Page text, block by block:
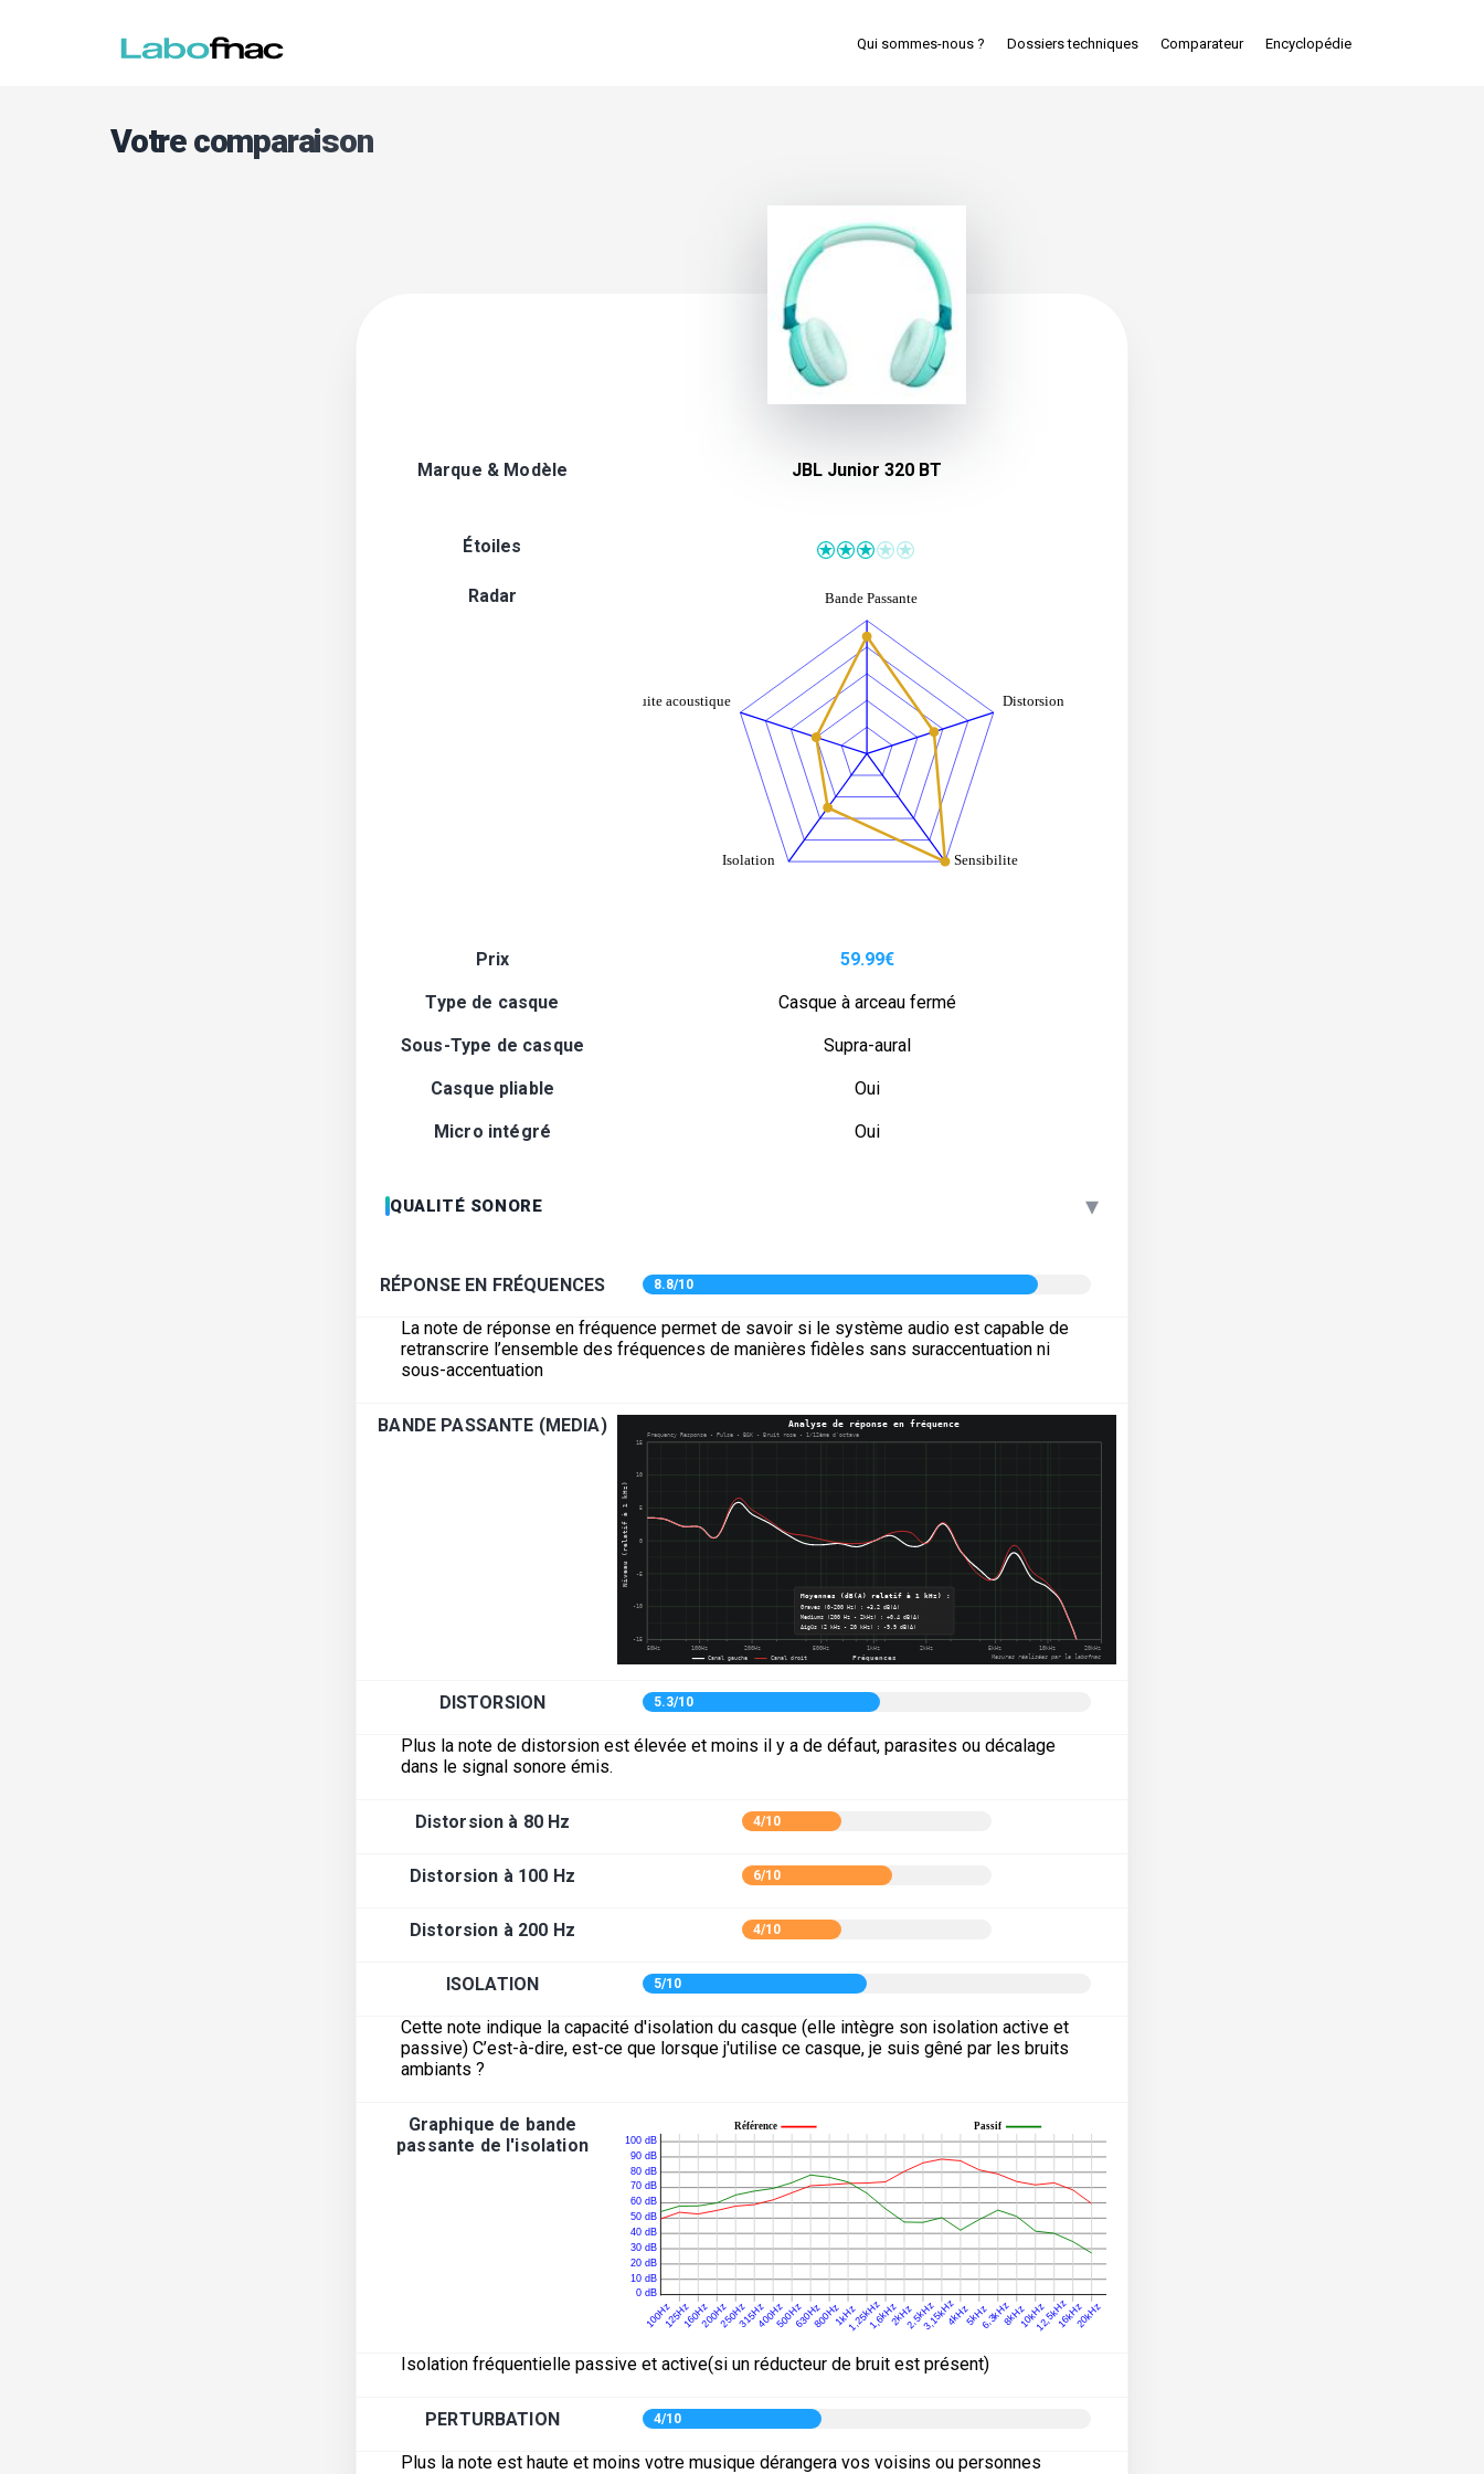
Qui sommes-nous ? Dossiers techniques Comparateur Encyclopédie
Votre comparaison
Marque & Modèle JBL Junior 320 BT
Étoiles
Radar
Prix 59.99€
Type de casque Casque à arceau fermé
Sous-Type de casque Supra-aural
Casque pliable Oui
Micro intégré Oui
QUALITÉ SONORE ▾
RÉPONSE EN FRÉQUENCES 8.8/10
La note de réponse en fréquence permet de savoir si le système audio est capable de
retranscrire l’ensemble des fréquences de manières fidèles sans suraccentuation ni
sous-accentuation
BANDE PASSANTE (MEDIA)
DISTORSION 5.3/10
Plus la note de distorsion est élevée et moins il y a de défaut, parasites ou décalage
dans le signal sonore émis.
Distorsion à 80 Hz 4/10
Distorsion à 100 Hz 6/10
Distorsion à 200 Hz 4/10
ISOLATION 5/10
Cette note indique la capacité d'isolation du casque (elle intègre son isolation active et
passive) C’est-à-dire, est-ce que lorsque j'utilise ce casque, je suis gêné par les bruits
ambiants ?
Graphique de bande
passante de l'isolation
Isolation fréquentielle passive et active(si un réducteur de bruit est présent)
PERTURBATION 4/10
Plus la note est haute et moins votre musique dérangera vos voisins ou personnes